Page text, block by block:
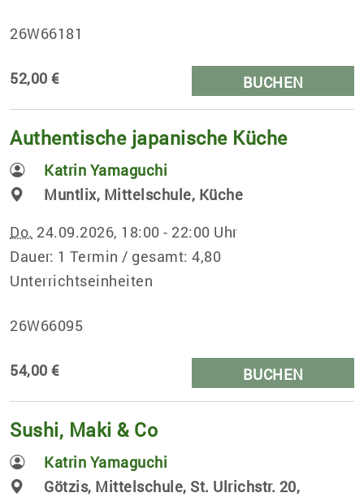
26W66181
52,00 € BUCHEN
Authentische japanische Küche
Katrin Yamaguchi
Muntlix, Mittelschule, Küche
Do. 24.09.2026, 18:00 - 22:00 Uhr
Dauer: 1 Termin / gesamt: 4,80
Unterrichtseinheiten
26W66095
54,00 € BUCHEN
Sushi, Maki & Co
Katrin Yamaguchi
Götzis, Mittelschule, St. Ulrichstr. 20,